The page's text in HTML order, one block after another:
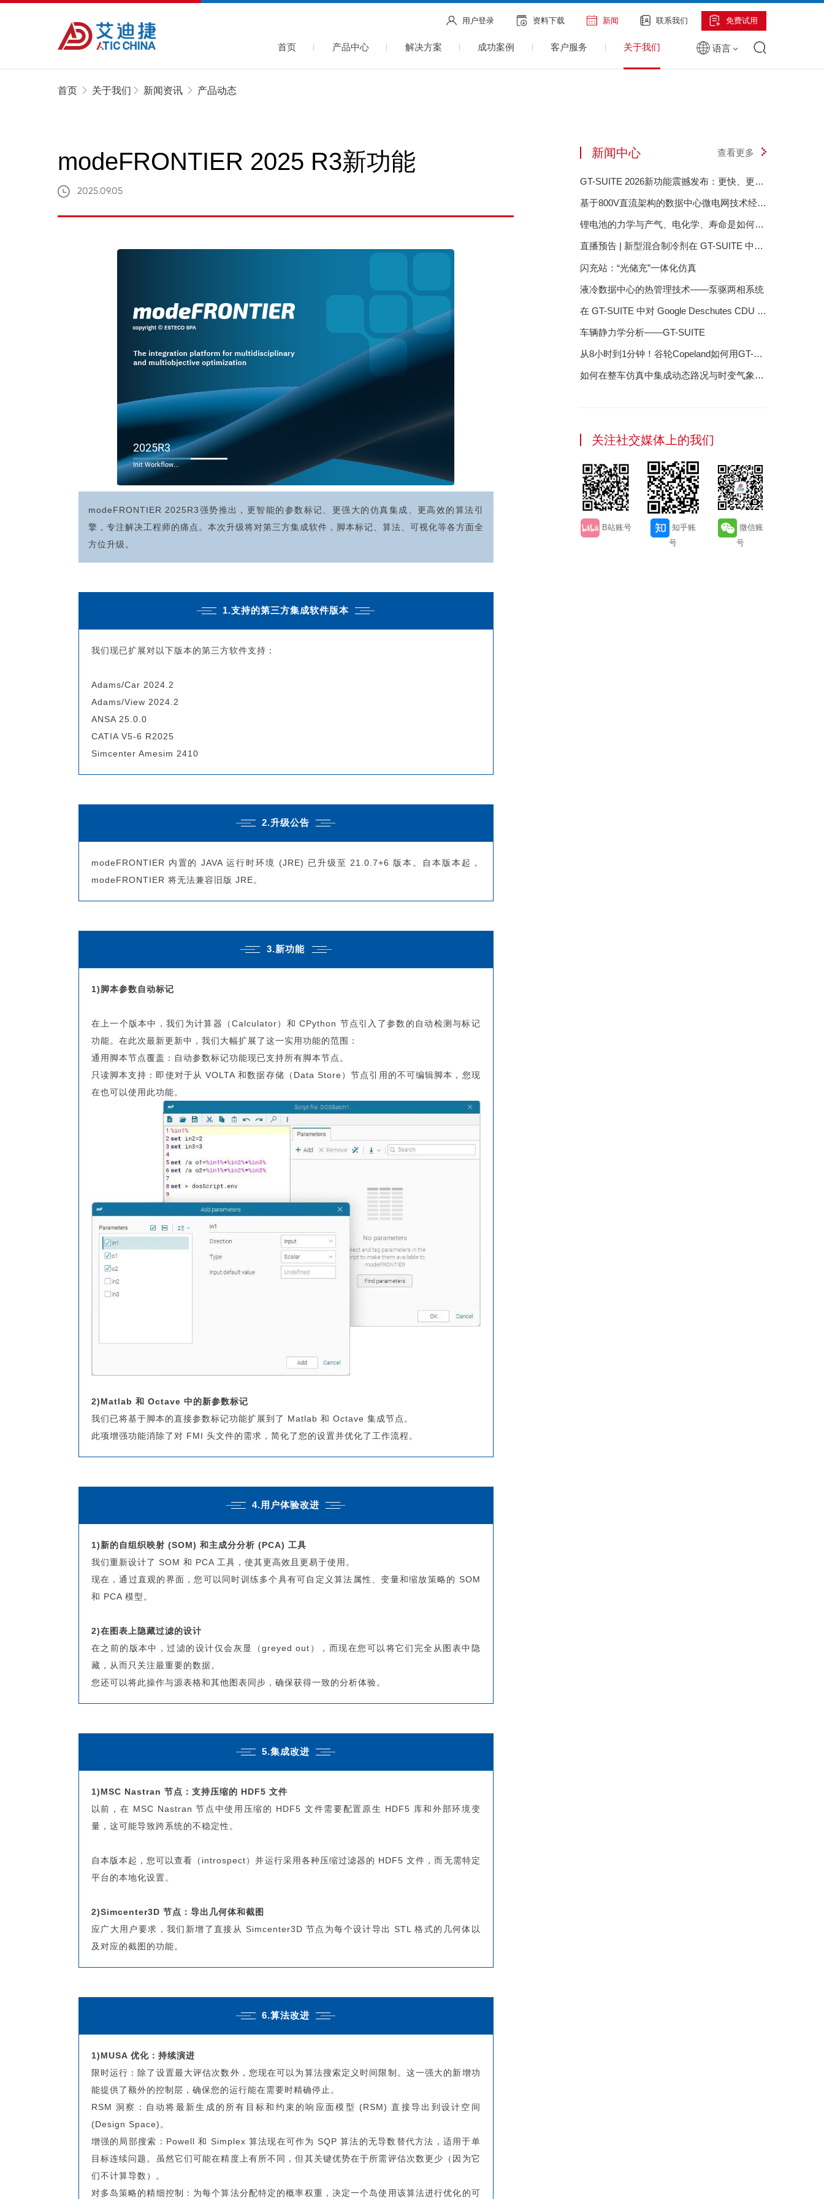
用户登录 资料下载 新闻 联系我们 免费试用
首页 产品中心 解决方案 成功案例 客户服务 关于我们 语言
首页 关于我们 新闻资讯 产品动态
modeFRONTIER 2025 R3新功能
2025.09.05
modeFRONTIER 2025R3强势推出，更智能的参数标记、更强大的仿真集成、更高效的算法引
擎，专注解决工程师的痛点。本次升级将对第三方集成软件，脚本标记、算法、可视化等各方面全
方位升级。
1.支持的第三方集成软件版本
我们现已扩展对以下版本的第三方软件支持：
Adams/Car 2024.2
Adams/View 2024.2
ANSA 25.0.0
CATIA V5-6 R2025
Simcenter Amesim 2410
2.升级公告
modeFRONTIER 内置的 JAVA 运行时环境 (JRE) 已升级至 21.0.7+6 版本。自本版本起，
modeFRONTIER 将无法兼容旧版 JRE。
3.新功能
1)脚本参数自动标记
在上一个版本中，我们为计算器（Calculator）和 CPython 节点引入了参数的自动检测与标记
功能。在此次最新更新中，我们大幅扩展了这一实用功能的范围：
通用脚本节点覆盖：自动参数标记功能现已支持所有脚本节点。
只读脚本支持：即使对于从 VOLTA 和数据存储（Data Store）节点引用的不可编辑脚本，您现
在也可以使用此功能。
2)Matlab 和 Octave 中的新参数标记
我们已将基于脚本的直接参数标记功能扩展到了 Matlab 和 Octave 集成节点。
此项增强功能消除了对 FMI 头文件的需求，简化了您的设置并优化了工作流程。
4.用户体验改进
1)新的自组织映射 (SOM) 和主成分分析 (PCA) 工具
我们重新设计了 SOM 和 PCA 工具，使其更高效且更易于使用。
现在，通过直观的界面，您可以同时训练多个具有可自定义算法属性、变量和缩放策略的 SOM
和 PCA 模型。
2)在图表上隐藏过滤的设计
在之前的版本中，过滤的设计仅会灰显（greyed out），而现在您可以将它们完全从图表中隐
藏，从而只关注最重要的数据。
您还可以将此操作与源表格和其他图表同步，确保获得一致的分析体验。
5.集成改进
1)MSC Nastran 节点：支持压缩的 HDF5 文件
以前，在 MSC Nastran 节点中使用压缩的 HDF5 文件需要配置原生 HDF5 库和外部环境变
量，这可能导致跨系统的不稳定性。
自本版本起，您可以查看（introspect）并运行采用各种压缩过滤器的 HDF5 文件，而无需特定
平台的本地化设置。
2)Simcenter3D 节点：导出几何体和截图
应广大用户要求，我们新增了直接从 Simcenter3D 节点为每个设计导出 STL 格式的几何体以
及对应的截图的功能。
6.算法改进
1)MUSA 优化：持续演进
限时运行：除了设置最大评估次数外，您现在可以为算法搜索定义时间限制。这一强大的新增功
能提供了额外的控制层，确保您的运行能在需要时精确停止。
RSM 洞察：自动将最新生成的所有目标和约束的响应面模型 (RSM) 直接导出到设计空间
(Design Space)。
增强的局部搜索：Powell 和 Simplex 算法现在可作为 SQP 算法的无导数替代方法，适用于单
目标连续问题。虽然它们可能在精度上有所不同，但其关键优势在于所需评估次数更少（因为它
们不计算导数）。
对多岛策略的精细控制：为每个算法分配特定的概率权重，决定一个岛使用该算法进行优化的可
新闻中心 查看更多
GT-SUITE 2026新功能震撼发布：更快、更智
基于800V直流架构的数据中心微电网技术经济
锂电池的力学与产气、电化学、寿命是如何相
产气、电化学、寿命是如何相互影响的？
直播预告 | 新型混合制冷剂在 GT-SUITE 中的
闪充站：“光储充”一体化仿真
液冷数据中心的热管理技术——泵驱两相系统
在 GT-SUITE 中对 Google Deschutes CDU 进
车辆静力学分析——GT-SUITE
从8小时到1分钟！谷轮Copeland如何用GT-
如何在整车仿真中集成动态路况与时变气象数
关注社交媒体上的我们
B站账号
知乎账
号
微信账
号